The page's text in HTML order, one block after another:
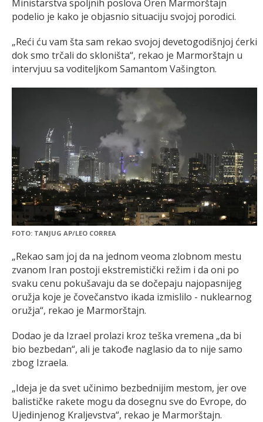
Ministarstva spoljnih poslova Oren Marmorštajn
podelio je kako je objasnio situaciju svojoj porodici.
„Reći ću vam šta sam rekao svojoj devetogodišnjoj ćerki
dok smo trčali do skloništa“, rekao je Marmorštajn u
intervjuu sa voditeljkom Samantom Vašington.
FOTO: TANJUG AP/LEO CORREA
„Rekao sam joj da na jednom veoma zlobnom mestu
zvanom Iran postoji ekstremistički režim i da oni po
svaku cenu pokušavaju da se dočepaju najopasnijeg
oružja koje je čovečanstvo ikada izmislilo - nuklearnog
oružja“, rekao je Marmorštajn.
Dodao je da Izrael prolazi kroz teška vremena „da bi
bio bezbedan“, ali je takođe naglasio da to nije samo
zbog Izraela.
„Ideja je da svet učinimo bezbednijim mestom, jer ove
balističke rakete mogu da dosegnu sve do Evrope, do
Ujedinjenog Kraljevstva“, rekao je Marmorštajn.